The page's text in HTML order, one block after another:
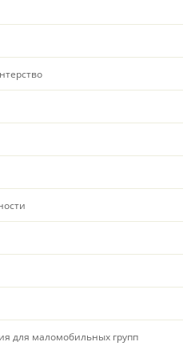
для маломобильных групп